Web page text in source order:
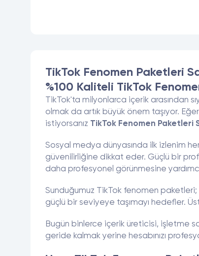
TikTok Fenomen Paketleri
%100 Kaliteli TikTok
TikTok'ta milyonlarca içerik arasından
olmak da artık büyük önem taşıyor.
istiyorsanız TikTok Fenomen Paketleri
Sosyal medya dünyasında ilk izlenim her
güvenilirliğine dikkat eder. Güçlü bir
daha profesyonel görünmesine
Sunduğumuz TikTok fenomen
güçlü bir seviyeye taşımayı hedefler.
Bugün binlerce içerik üreticisi, işletme
geride kalmak yerine hesabınızı